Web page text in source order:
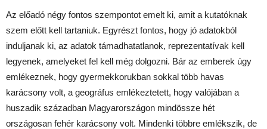
Az előadó négy fontos szempontot emelt ki, amit a kutatóknak
szem előtt kell tartaniuk. Egyrészt fontos, hogy jó adatokból
induljanak ki, az adatok támadhatatlanok, reprezentatívak kell
legyenek, amelyeket fel kell még dolgozni. Bár az emberek úgy
emlékeznek, hogy gyermekkorukban sokkal több havas
karácsony volt, a geográfus emlékeztetett, hogy valójában a
huszadik században Magyarországon mindössze hét
országosan fehér karácsony volt. Mindenki többre emlékszik, de